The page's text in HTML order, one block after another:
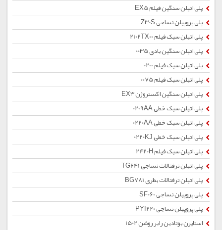
پلی اتیلن سنگین فیلم EX5
پلی پروپیلن نساجی Z30S
پلی اتیلن سبک فیلم 2102TX00
پلی اتیلن سنگین بادی 0035
پلی اتیلن سبک فیلم 0200
پلی اتیلن سبک فیلم 0075
پلی اتیلن سنگین اکستروژن EX3
پلی اتیلن سبک خطی 0209AA
پلی اتیلن سبک خطی 0220AA
پلی اتیلن سبک خطی 0220KJ
پلی اتیلن سبک فیلم 2420H
پلی اتیلن ترفتالات نساجی TG641
پلی اتیلن ترفتالات بطری BG781
پلی پروپیلن نساجی SF060
پلی پروپیلن نساجی PYI220
استایرن بوتادین رابر روشن 1502